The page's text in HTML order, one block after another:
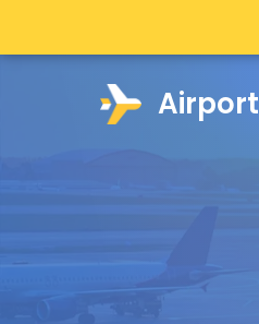
Airport